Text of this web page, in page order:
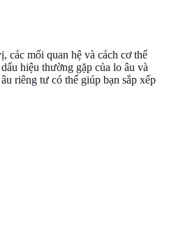
các mối quan hệ và cách cơ thể
hiệu thường gặp của lo âu và
riêng tư có thể giúp bạn sắp xếp